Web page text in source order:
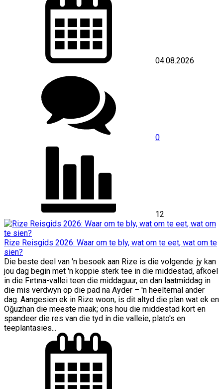
04.08.2026
0
12
Rize Reisgids 2026: Waar om te bly, wat om te eet, wat om te
sien?
Die beste deel van 'n besoek aan Rize is die volgende: jy kan
jou dag begin met 'n koppie sterk tee in die middestad, afkoel
in die Fırtına-vallei teen die middaguur, en dan laatmiddag in
die mis verdwyn op die pad na Ayder – 'n heeltemal ander
dag. Aangesien ek in Rize woon, is dit altyd die plan wat ek en
Oğuzhan die meeste maak; ons hou die middestad kort en
spandeer die res van die tyd in die valleie, plato's en
teeplantasies...